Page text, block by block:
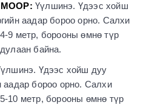
Үүлшинэ. Үдээс хойш
аадар бороо орно. Салхи
9 метр, борооны өмнө түр
байна.
Үдээс хойш дуу
аадар бороо орно. Салхи
10 метр, борооны өмнө түр